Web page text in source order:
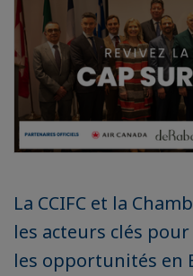
La CCIFC et la
les acteurs clés
les opportunités en